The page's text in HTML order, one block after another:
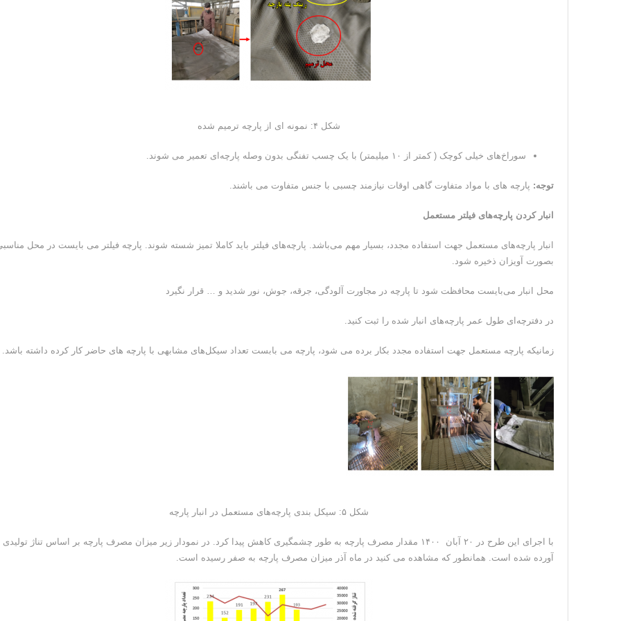
شکل ۴: نمونه ای از پارچه ترمیم شده
سوراخ‎‌های خیلی کوچک ( کمتر از ۱۰ میلیمتر) با یک چسب تفنگی بدون وصله پارچه‌ای تعمیر می شوند.
توجه: پارچه های با مواد متفاوت گاهی اوقات نیازمند چسبی با جنس متفاوت می باشند.
انبار کردن پارچه‌های فیلتر مستعمل
انبار پارچه‌های مستعمل جهت استفاده مجدد، بسیار مهم می‌باشد. پارچه‌های فیلتر باید کاملا تمیز شسته شوند. پارچه فیلتر می بایست در محل
بصورت آویزان ذخیره شود.
محل انبار می‌بایست محافظت شود تا پارچه در مجاورت آلودگی، جرقه، جوش، نور شدید و … قرار نگیرد
در دفترچه‌ای طول عمر پارچه‌های انبار شده را ثبت کنید.
زمانیکه پارچه مستعمل جهت استفاده مجدد بکار برده می شود، پارچه می بابست تعداد سیکل‌های مشابهی با پارچه های حاضر کار کرده داشته باشد.
شکل ۵: سیکل بندی پارچه‌های مستعمل در انبار پارچه
با اجرای این طرح در ۲۰ آبان ۱۴۰۰ مقدار مصرف پارچه به طور چشمگیری کاهش پیدا کرد. در نمودار زیر میزان مصرف پارچه بر اساس تناژ تولیدی
آورده شده است. همانطور که مشاهده می کنید در ماه آذر میزان مصرف پارچه به صفر رسیده است.